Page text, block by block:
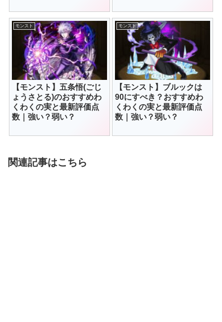
モンスト
【モンスト】五条悟(ごじ
ょうさとる)のおすすめわ
くわくの実と最新評価点
数｜強い？弱い？
モンスト
【モンスト】ブルックは
90にすべき？おすすめわ
くわくの実と最新評価点
数｜強い？弱い？
関連記事はこちら